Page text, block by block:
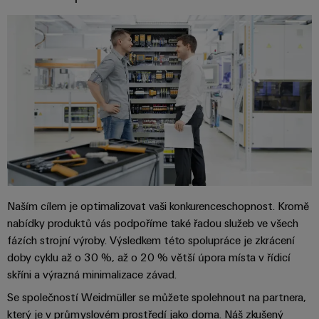
energetických
sítí
a plyn
Bezpečné
procesy
pomocí
komplexních
řešení
pro
procesní
průmysl
Stavba
lodí
Komplexní
spoje
pro
průmysl
SOFTWARE
Internet
&
Automatizace
Průmyslová
analýza
Průmyslová
automatizace
Průmyslový
internet
věcí
Průmyslová
bezpečnost
elektroniku
Ochrana
proti
blesku
a přepětí
Sdružovací
skříně
PV
Rozvaděče
Fieldbus
Automatizace
a software
díly
webové
semináře
Možnosti
digitálního
objednávání
eShop
OCI
rozhraní
Rozhraní
EDI
si
automatizační
řešení
v
oblasti
Internetu
věcí
Akce
a
veletrhy
veletrhy
Naším cílem je optimalizovat vaši konkurenceschopnost. Kromě
nabídky produktů vás podpoříme také řadou služeb ve všech
fázích strojní výroby. Výsledkem této spolupráce je zkrácení
doby cyklu až o 30 %, až o 20 % větší úpora místa v řídicí
skříni a výrazná minimalizace závad.
Se společností Weidmüller se můžete spolehnout na partnera,
který je v průmyslovém prostředí jako doma. Náš zkušený